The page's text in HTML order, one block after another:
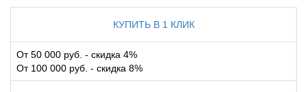
КУПИТЬ В 1 КЛИК
От 50 000 руб. - скидка 4%
От 100 000 руб. - скидка 8%